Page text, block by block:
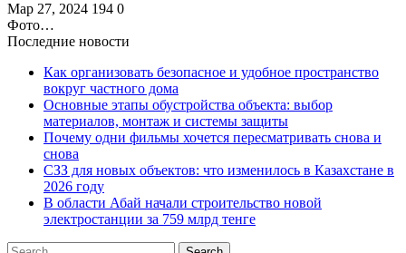
Мар 27, 2024 194 0
Фото…
Последние новости
Как организовать безопасное и удобное пространство
вокруг частного дома
Основные этапы обустройства объекта: выбор
материалов, монтаж и системы защиты
Почему одни фильмы хочется пересматривать снова и
снова
СЗЗ для новых объектов: что изменилось в Казахстане в
2026 году
В области Абай начали строительство новой
электростанции за 759 млрд тенге